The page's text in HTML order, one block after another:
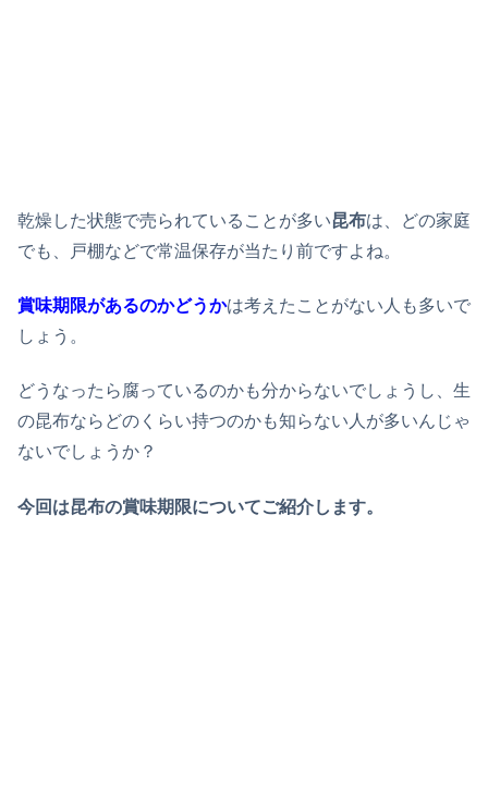
乾燥した状態で売られていることが多い昆布は、どの家庭
でも、戸棚などで常温保存が当たり前ですよね。
賞味期限があるのかどうかは考えたことがない人も多いで
しょう。
どうなったら腐っているのかも分からないでしょうし、生
の昆布ならどのくらい持つのかも知らない人が多いんじゃ
ないでしょうか？
今回は昆布の賞味期限についてご紹介します。